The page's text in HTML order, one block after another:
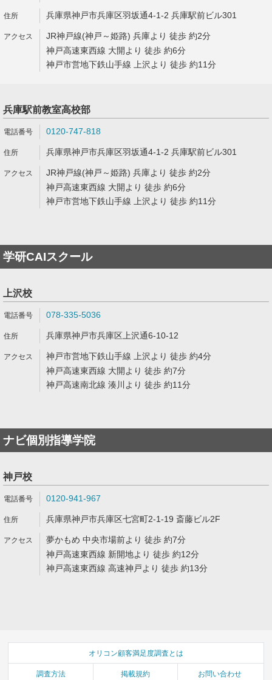
兵庫県神戸市兵庫区羽坂通4-1-2 兵庫駅前ビル301
JR神戸線(神戸～姫路) 兵庫より 徒歩 約2分
神戸高速東西線 大開より 徒歩 約6分
神戸市営地下鉄山手線 上沢より 徒歩 約11分
兵庫駅前教室高校部
0120-747-818
兵庫県神戸市兵庫区羽坂通4-1-2 兵庫駅前ビル301
JR神戸線(神戸～姫路) 兵庫より 徒歩 約2分
神戸高速東西線 大開より 徒歩 約6分
神戸市営地下鉄山手線 上沢より 徒歩 約11分
学研CAIスクール
上沢校
078-335-5036
兵庫県神戸市兵庫区上沢通6-10-12
神戸市営地下鉄山手線 上沢より 徒歩 約4分
神戸高速東西線 大開より 徒歩 約7分
神戸高速南北線 湊川より 徒歩 約11分
ナビ個別指導学院
神戸校
0120-941-967
兵庫県神戸市兵庫区七宮町2-1-19 斎藤ビル2F
夢かもめ 中央市場前より 徒歩 約7分
神戸高速東西線 新開地より 徒歩 約12分
神戸高速東西線 高速神戸より 徒歩 約13分
オリコン顧客満足度調査とは
調査方法 掲載規約 お問い合わせ